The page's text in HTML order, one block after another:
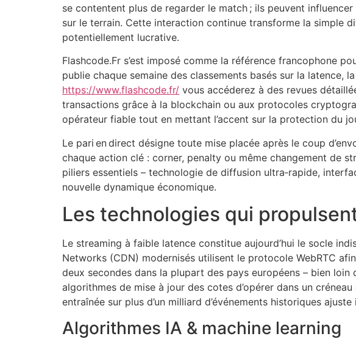
se contentent plus de regarder le match ; ils peuvent
sur le terrain. Cette interaction continue transforme la simple
potentiellement lucrative.
Flashcode.Fr s’est imposé comme la référence francophone
publie chaque semaine des classements basés sur la
https://www.flashcode.fr/ vous accéderez à des revues
transactions grâce à la blockchain ou aux protocoles
opérateur fiable tout en mettant l’accent sur la protection du
Le pari en direct désigne toute mise placée après le coup
chaque action clé : corner, penalty ou même changement de
piliers essentiels – technologie de diffusion ultra‑rapide,
nouvelle dynamique économique.
Les technologies qui
Le streaming à faible latence constitue aujourd’hui le socle
Networks (CDN) modernisés utilisent le protocole WebRTC
deux secondes dans la plupart des pays européens – bien
algorithmes de mise à jour des cotes d’opérer dans un
entraînée sur plus d’un milliard d’événements historiques
Algorithmes IA & machine learning